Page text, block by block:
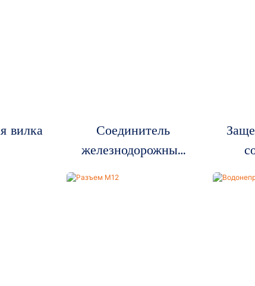
вилка
Соединитель
железнодорожных